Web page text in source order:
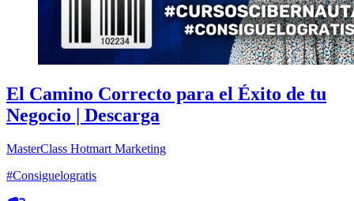
El Camino Correcto para el Éxito de tu
Negocio | Descarga
MasterClass Hotmart Marketing
#Consiguelogratis